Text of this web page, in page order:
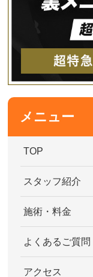
メニュー
TOP
スタッフ紹介
施術・料金
よくあるご質問
アクセス